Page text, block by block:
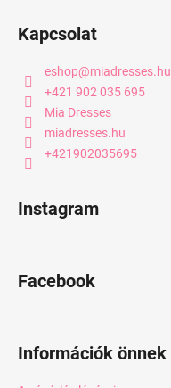
Kapcsolat
eshop@miadresses.hu
+421 902 035 695
Mia Dresses
miadresses.hu
+421902035695
Instagram
Facebook
Információk önnek